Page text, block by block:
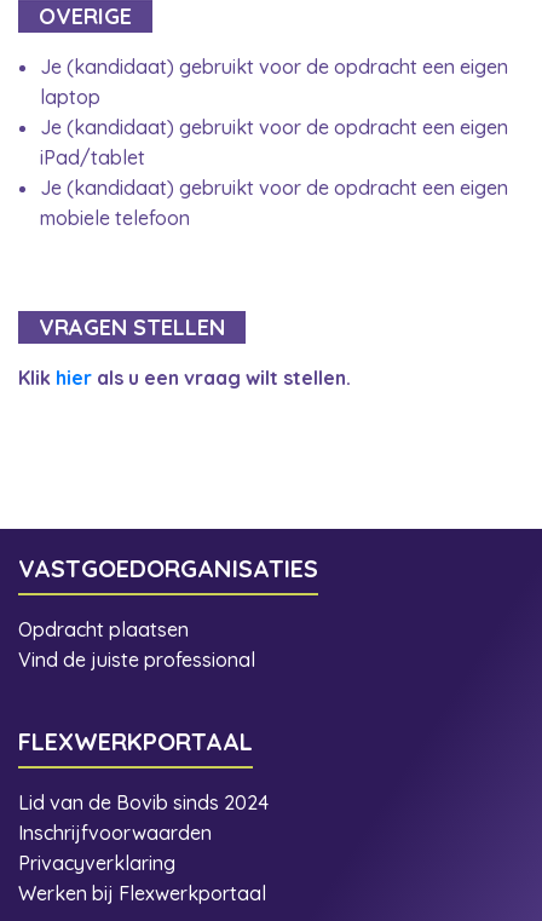
OVERIGE
Je (kandidaat) gebruikt voor de opdracht een eigen
laptop
Je (kandidaat) gebruikt voor de opdracht een eigen
iPad/tablet
Je (kandidaat) gebruikt voor de opdracht een eigen
mobiele telefoon
VRAGEN STELLEN
Klik hier als u een vraag wilt stellen.
VASTGOEDORGANISATIES
Opdracht plaatsen
Vind de juiste professional
FLEXWERKPORTAAL
Lid van de Bovib sinds 2024
Inschrijfvoorwaarden
Privacyverklaring
Werken bij Flexwerkportaal